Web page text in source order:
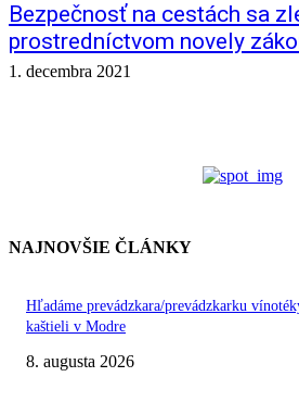
Bezpečnosť na cestách sa
prostredníctvom novely
1. decembra 2021
NAJNOVŠIE ČLÁNKY
Hľadáme prevádzkara/prevádzkarku
kaštieli v Modre
8. augusta 2026